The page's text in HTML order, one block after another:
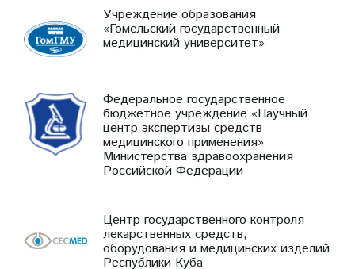
Учреждение образования
«Гомельский государственный
медицинский университет»
Федеральное государственное
бюджетное учреждение «Научный
центр экспертизы средств
медицинского применения»
Министерства здравоохранения
Российской Федерации
Центр государственного контроля
лекарственных средств,
оборудования и медицинских изделий
Республики Куба